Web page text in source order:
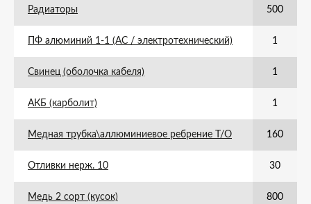
Радиаторы 500
ПФ алюминий 1-1 (АС / электротехнический) 1
Свинец (оболочка кабеля) 1
АКБ (карболит) 1
Медная трубка\аллюминиевое ребрение Т/О 160
Отливки нерж. 10 30
Медь 2 сорт (кусок) 800